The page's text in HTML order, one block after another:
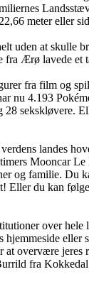
meter eller
at skulle
Ærø lavede
fra film og
nu 4.193
sekskløvere.
landes
Mooncar
og familie.
du kan
over
overvære
fra